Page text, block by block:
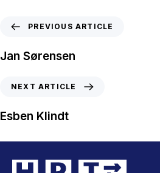
PREVIOUS ARTICLE
Jan Sørensen
NEXT ARTICLE
Esben Klindt